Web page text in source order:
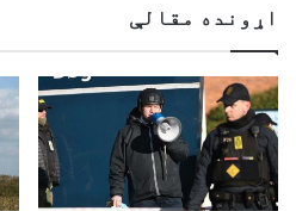
اړونده مقالې